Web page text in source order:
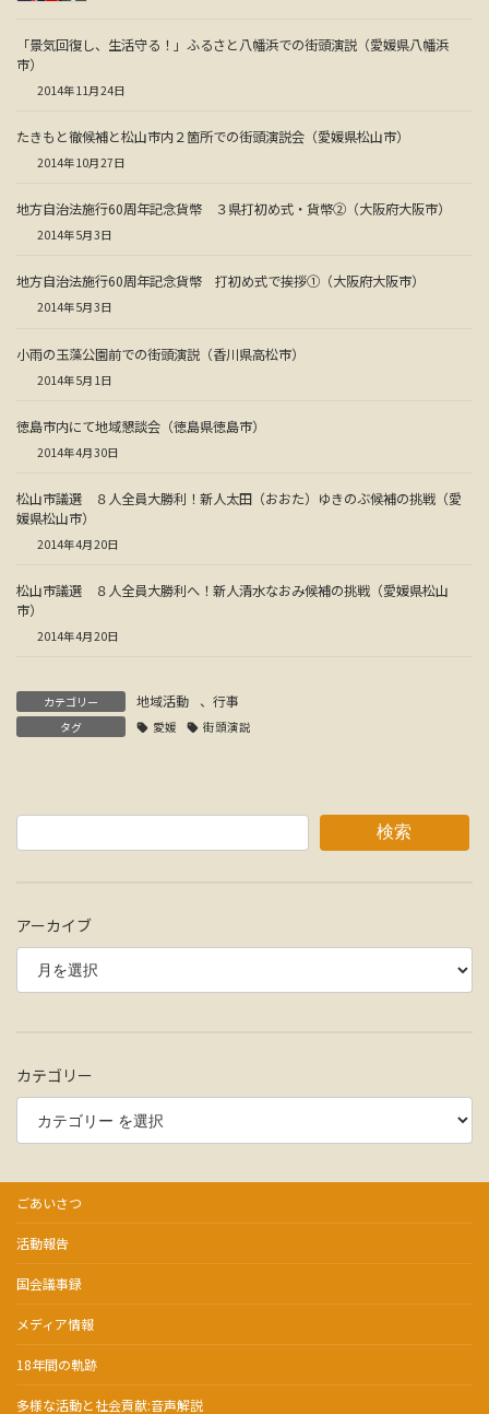
「景気回復し、生活守る！」ふるさと八幡浜での街頭演説（愛媛県八幡浜
市）
2014年11月24日
たきもと徹候補と松山市内２箇所での街頭演説会（愛媛県松山市）
2014年10月27日
地方自治法施行60周年記念貨幣 ３県打初め式・貨幣②（大阪府大阪市）
2014年5月3日
地方自治法施行60周年記念貨幣 打初め式で挨拶①（大阪府大阪市）
2014年5月3日
小雨の玉藻公園前での街頭演説（香川県高松市）
2014年5月1日
徳島市内にて地域懇談会（徳島県徳島市）
2014年4月30日
松山市議選 ８人全員大勝利！新人太田（おおた）ゆきのぶ候補の挑戦（愛
媛県松山市）
2014年4月20日
松山市議選 ８人全員大勝利へ！新人清水なおみ候補の挑戦（愛媛県松山
市）
2014年4月20日
カテゴリー 地域活動 、 行事
タグ 愛媛 街頭演説
検索
アーカイブ
カテゴリー
ごあいさつ
活動報告
国会議事録
メディア情報
18年間の軌跡
多様な活動と社会貢献:音声解説